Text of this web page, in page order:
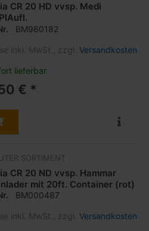
CR 20 HD vvsp. Medi
BM960182
inkl. MwSt., zzgl. Versandkosten
lieferbar
€ *
SORTIMENT
CR 20 ND vvsp. Hammar
mit 20ft. Container (rot)
BM000487
inkl. MwSt., zzgl. Versandkosten